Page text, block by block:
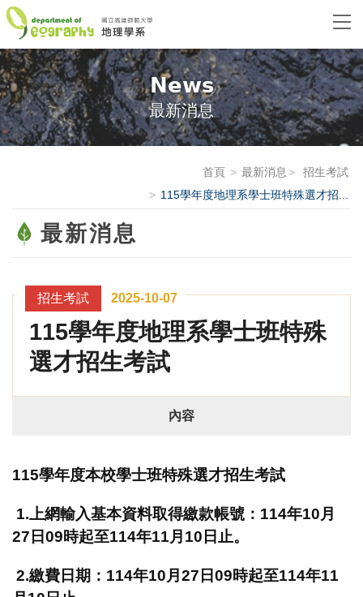
News
最新消息
首頁 最新消息
招生考試
115學年度地理系學士班特殊選才招...
最新消息
招生考試 2025-10-07
115學年度地理系學士班特殊
選才招生考試
內容
115學年度本校學士班特殊選才招生考試
1.上網輸入基本資料取得繳款帳號：114年10月
27日09時起至114年11月10日止。
2.繳費日期：114年10月27日09時起至114年11